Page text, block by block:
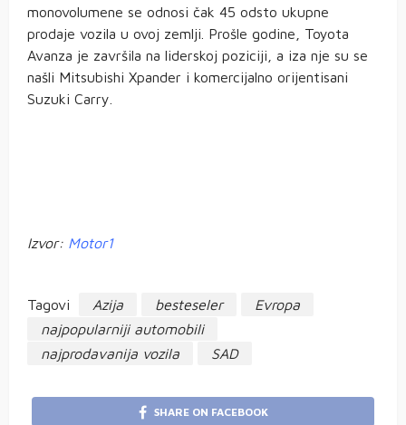
monovolumene se odnosi čak 45 odsto ukupne
prodaje vozila u ovoj zemlji. Prošle godine, Toyota
Avanza je završila na liderskoj poziciji, a iza nje su se
našli Mitsubishi Xpander i komercijalno orijentisani
Suzuki Carry.
Izvor: Motor1
Tagovi Azija besteseler
Evropa
najpopularniji automobili
najprodavanija vozila
SAD
SHARE ON FACEBOOK